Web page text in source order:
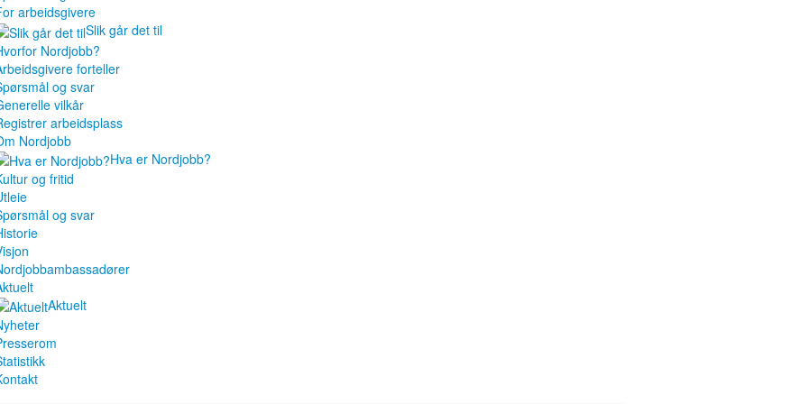
arbeidsgivere
Slik går det til
Nordjobb?
forteller
og svar
vilkår
arbeidsplass
Nordjobb
Hva er Nordjobb?
og fritid
og svar
Aktuelt